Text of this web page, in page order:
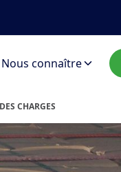
Nous connaître
CHARGES